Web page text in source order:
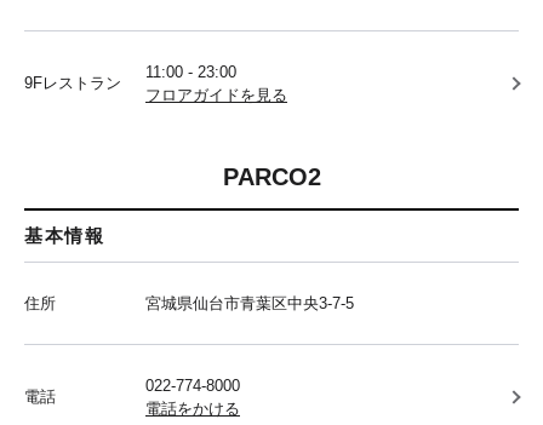
9Fレストラン
11:00 - 23:00
フロアガイドを見る
PARCO2
基本情報
住所 宮城県仙台市青葉区中央3-7-5
電話
022-774-8000
電話をかける